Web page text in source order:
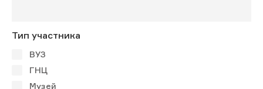
Тип участника
ВУЗ
ГНЦ
Музей